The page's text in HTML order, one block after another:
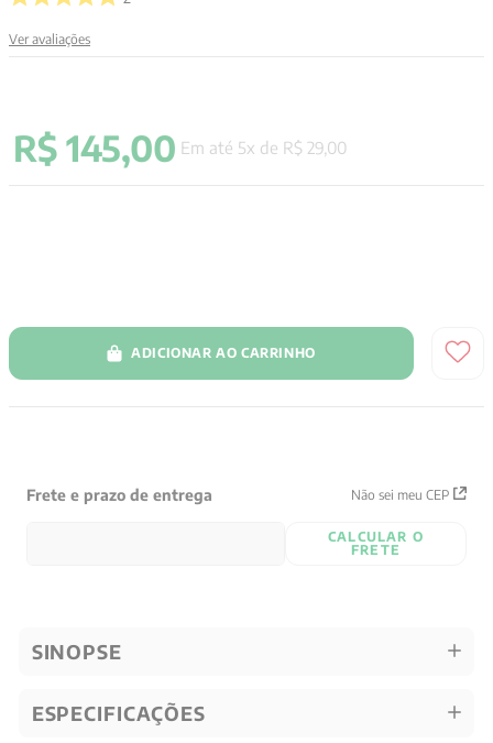
Ver avaliações
R$ 145,00 Em até 5x de R$ 29 00
ADICIONAR AO CARRINHO
Frete e prazo de entrega Não sei meu CEP
CALCULAR O
FRETE
SINOPSE
ESPECIFICAÇÕES
10 psicologia